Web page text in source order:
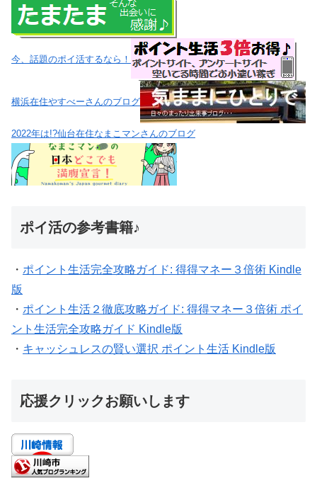
今、話題のポイ活するなら！
横浜在住やすべーさんのブログ
2022年は!?仙台在住なまこマンさんのブログ
ポイ活の参考書籍♪
・ ポイント生活完全攻略ガイド: 得得マネー３倍術 Kindle
版
・ ポイント生活２徹底攻略ガイド: 得得マネー３倍術 ポイ
ント生活完全攻略ガイド Kindle版
・ キャッシュレスの賢い選択 ポイント生活 Kindle版
応援クリックお願いします